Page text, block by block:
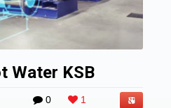
Water KSB
0 1